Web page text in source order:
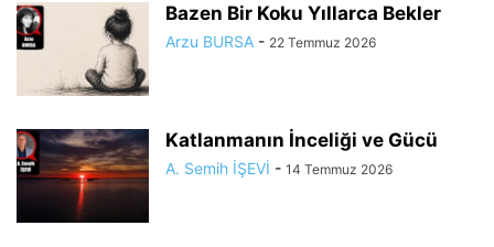
Bazen Bir Koku Yıllarca Bekler
Arzu BURSA - 22 Temmuz 2026
Katlanmanın İnceliği ve Gücü
A. Semih İŞEVİ - 14 Temmuz 2026